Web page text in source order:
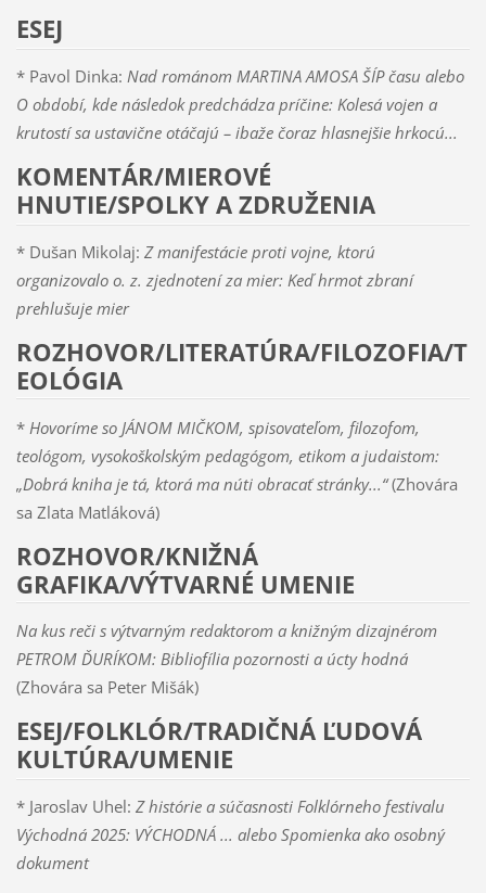
ESEJ
* Pavol Dinka: Nad románom MARTINA AMOSA ŠÍP času alebo
O období, kde následok predchádza príčine: Kolesá vojen a
krutostí sa ustavične otáčajú – ibaže čoraz hlasnejšie hrkocú...
KOMENTÁR/MIEROVÉ
HNUTIE/SPOLKY A ZDRUŽENIA
* Dušan Mikolaj: Z manifestácie proti vojne, ktorú
organizovalo o. z. zjednotení za mier: Keď hrmot zbraní
prehlušuje mier
ROZHOVOR/LITERATÚRA/FILOZOFIA/T
EOLÓGIA
* Hovoríme so JÁNOM MIČKOM, spisovateľom, filozofom,
teológom, vysokoškolským pedagógom, etikom a judaistom:
„Dobrá kniha je tá, ktorá ma núti obracať stránky...“(Zhovára
sa Zlata Matláková)
ROZHOVOR/KNIŽNÁ
GRAFIKA/VÝTVARNÉ UMENIE
Na kus reči s výtvarným redaktorom a knižným dizajnérom
PETROM ĎURÍKOM: Bibliofília pozornosti a úcty hodná
(Zhovára sa Peter Mišák)
ESEJ/FOLKLÓR/TRADIČNÁ ĽUDOVÁ
KULTÚRA/UMENIE
* Jaroslav Uhel: Z histórie a súčasnosti Folklórneho festivalu
Východná 2025: VÝCHODNÁ ... alebo Spomienka ako osobný
dokument